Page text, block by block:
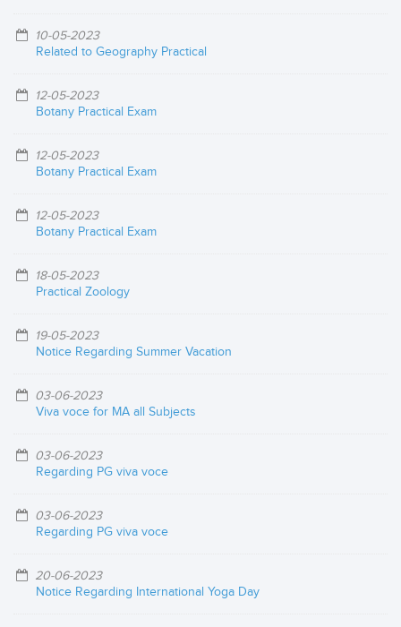
10-05-2023
Related to Geography Practical
12-05-2023
Botany Practical Exam
12-05-2023
Botany Practical Exam
12-05-2023
Botany Practical Exam
18-05-2023
Practical Zoology
19-05-2023
Notice Regarding Summer Vacation
03-06-2023
Viva voce for MA all Subjects
03-06-2023
Regarding PG viva voce
03-06-2023
Regarding PG viva voce
20-06-2023
Notice Regarding International Yoga Day